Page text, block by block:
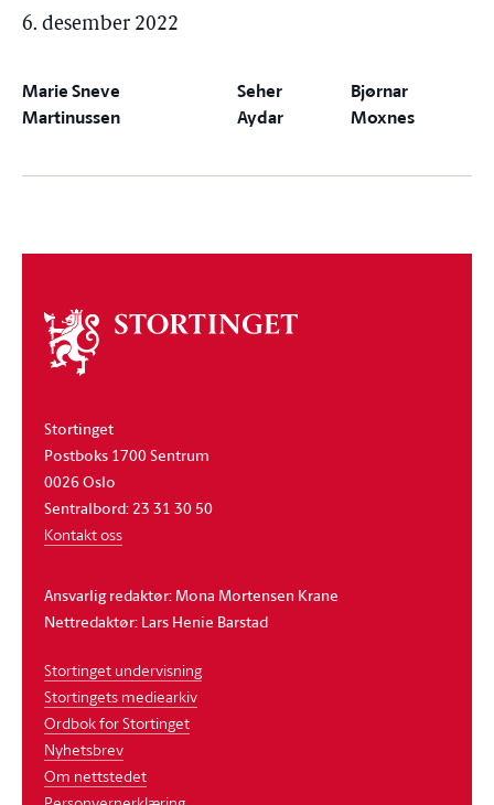
6. desember 2022
Marie Sneve
Martinussen
Seher
Aydar
Bjørnar
Moxnes
Om
stortinget
Stortinget
Postboks 1700 Sentrum
0026 Oslo
Sentralbord: 23 31 30 50
Kontakt oss
Ansvarlig redaktør: Mona Mortensen Krane
Nettredaktør: Lars Henie Barstad
Stortinget undervisning
Stortingets mediearkiv
Ordbok for Stortinget
Nyhetsbrev
Om nettstedet